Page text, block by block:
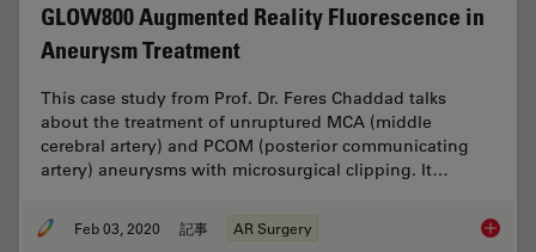
GLOW800 Augmented Reality Fluorescence in
Aneurysm Treatment
This case study from Prof. Dr. Feres Chaddad talks
about the treatment of unruptured MCA (middle
cerebral artery) and PCOM (posterior communicating
artery) aneurysms with microsurgical clipping. It…
Feb 03, 2020 記事 AR Surgery